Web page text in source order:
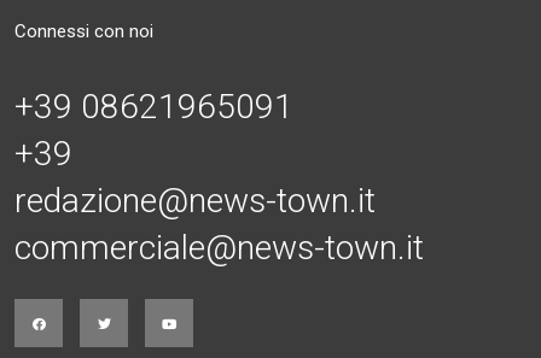
Connessi con noi
+39 08621965091
+39
redazione@news-town.it
commerciale@news-town.it